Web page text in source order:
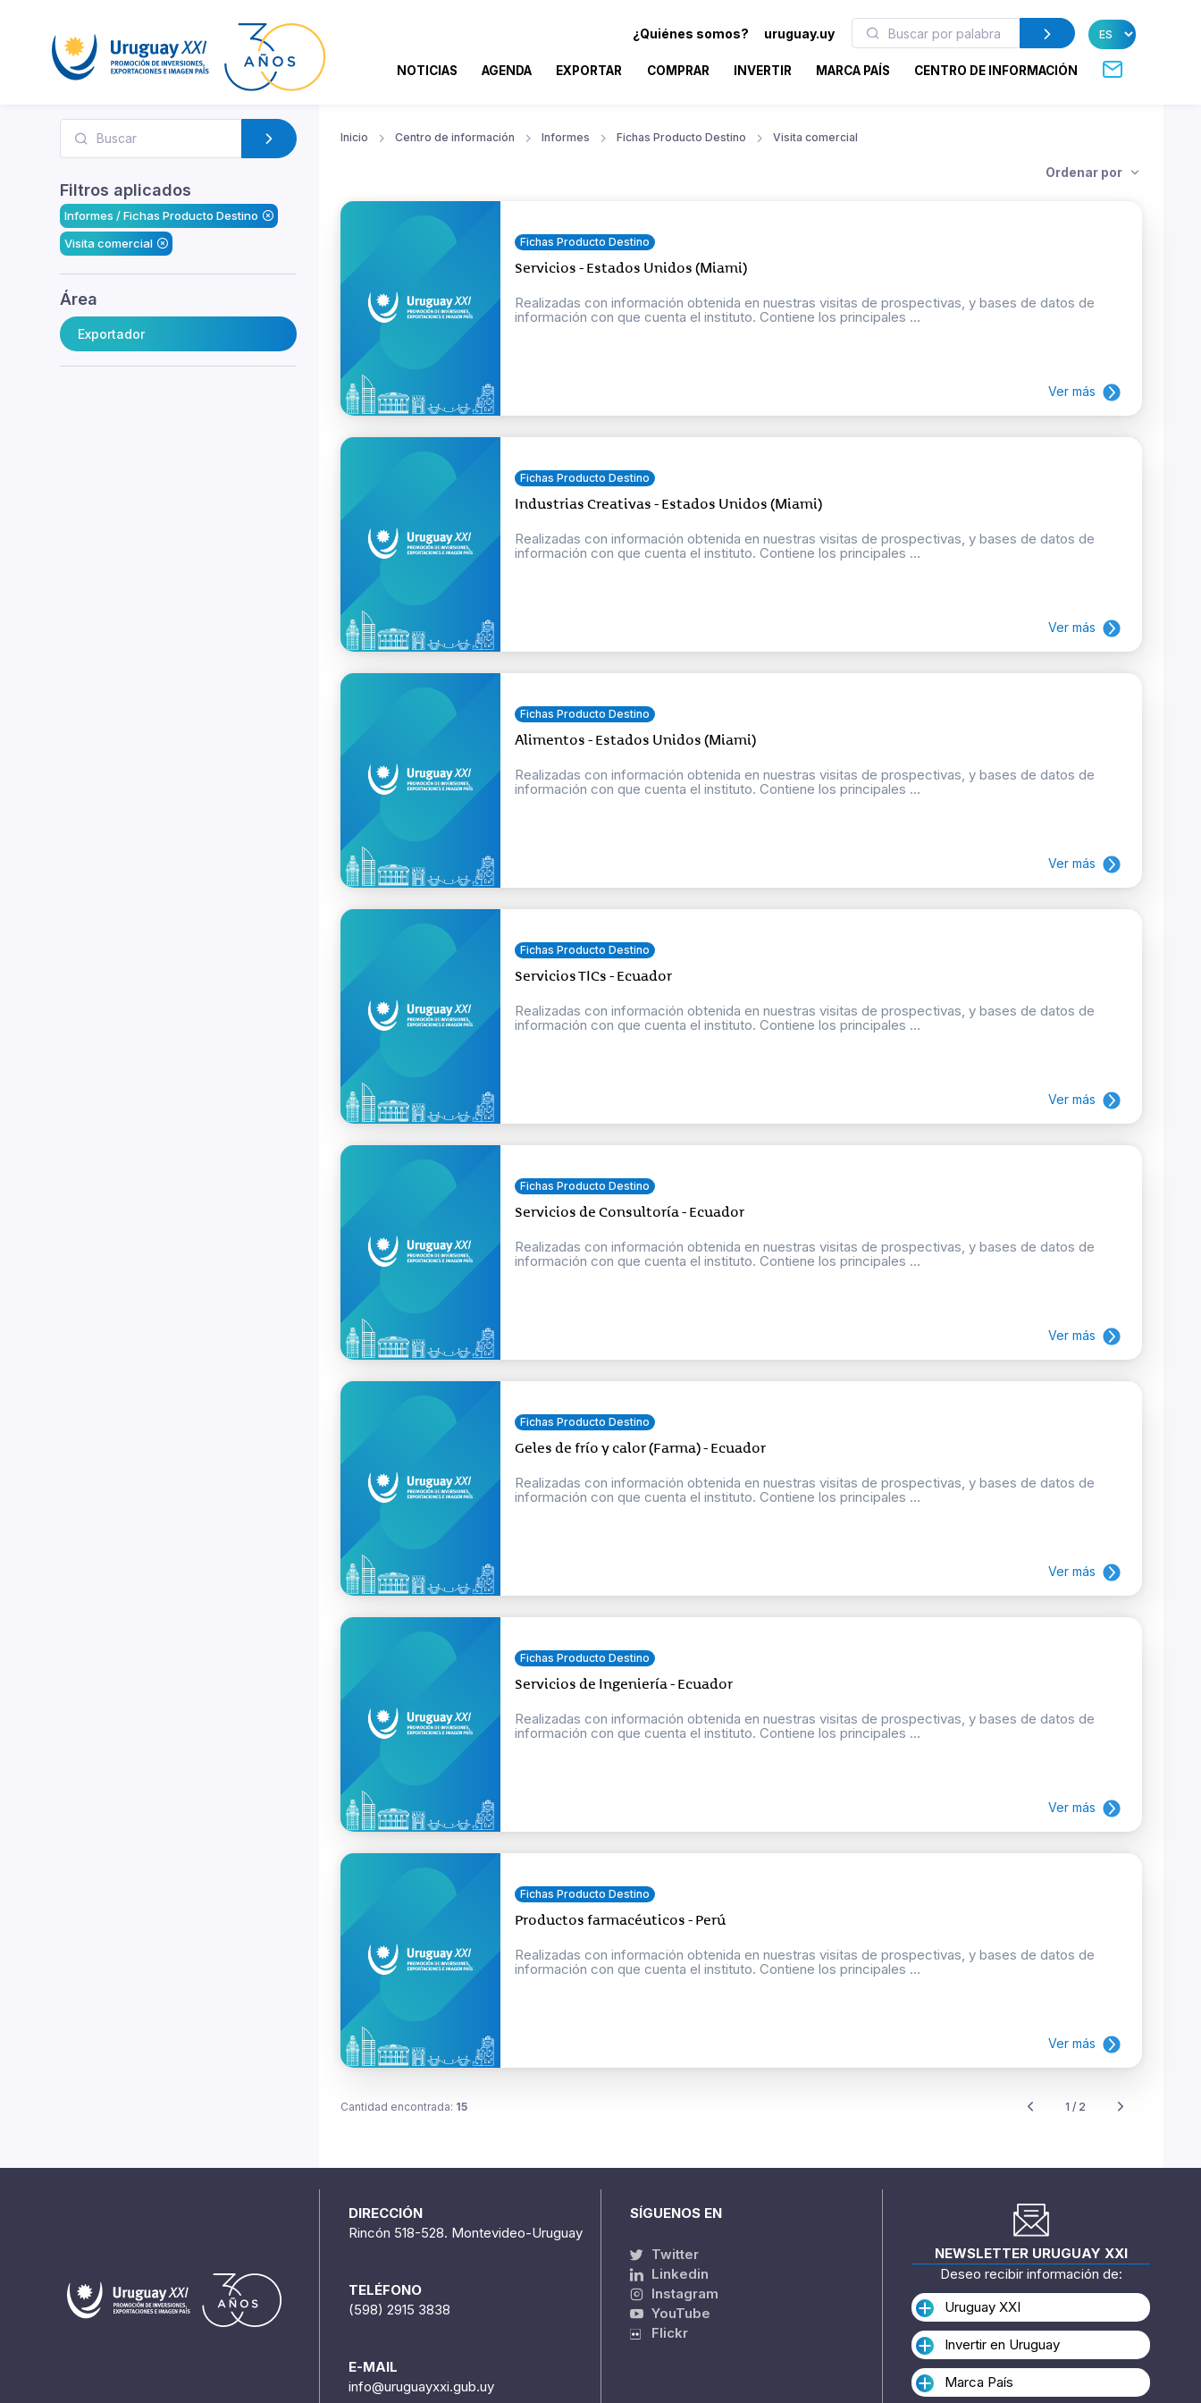
¿Quiénes somos? uruguay.uy
NOTICIAS AGENDA EXPORTAR COMPRAR INVERTIR MARCA PAÍS CENTRO DE INFORMACIÓN
Filtros aplicados
Informes / Fichas Producto Destino
Visita comercial
Área
Exportador
Inicio Centro de información Informes Fichas Producto Destino Visita comercial
Ordenar por
Fichas Producto Destino
Servicios - Estados Unidos (Miami)
Realizadas con información obtenida en nuestras visitas de prospectivas, y bases de datos de
información con que cuenta el instituto. Contiene los principales ...
Ver más
Fichas Producto Destino
Industrias Creativas - Estados Unidos (Miami)
Realizadas con información obtenida en nuestras visitas de prospectivas, y bases de datos de
información con que cuenta el instituto. Contiene los principales ...
Ver más
Fichas Producto Destino
Alimentos - Estados Unidos (Miami)
Realizadas con información obtenida en nuestras visitas de prospectivas, y bases de datos de
información con que cuenta el instituto. Contiene los principales ...
Ver más
Fichas Producto Destino
Servicios TICs - Ecuador
Realizadas con información obtenida en nuestras visitas de prospectivas, y bases de datos de
información con que cuenta el instituto. Contiene los principales ...
Ver más
Fichas Producto Destino
Servicios de Consultoría - Ecuador
Realizadas con información obtenida en nuestras visitas de prospectivas, y bases de datos de
información con que cuenta el instituto. Contiene los principales ...
Ver más
Fichas Producto Destino
Geles de frío y calor (Farma) - Ecuador
Realizadas con información obtenida en nuestras visitas de prospectivas, y bases de datos de
información con que cuenta el instituto. Contiene los principales ...
Ver más
Fichas Producto Destino
Servicios de Ingeniería - Ecuador
Realizadas con información obtenida en nuestras visitas de prospectivas, y bases de datos de
información con que cuenta el instituto. Contiene los principales ...
Ver más
Fichas Producto Destino
Productos farmacéuticos - Perú
Realizadas con información obtenida en nuestras visitas de prospectivas, y bases de datos de
información con que cuenta el instituto. Contiene los principales ...
Ver más
Cantidad encontrada: 15 1 / 2
DIRECCIÓN
Rincón 518-528. Montevideo-Uruguay
TELÉFONO
(598) 2915 3838
E-MAIL
info@uruguayxxi.gub.uy
SÍGUENOS EN
Twitter
Linkedin
Instagram
YouTube
Flickr
NEWSLETTER URUGUAY XXI
Deseo recibir información de:
Uruguay XXI
Invertir en Uruguay
Marca País